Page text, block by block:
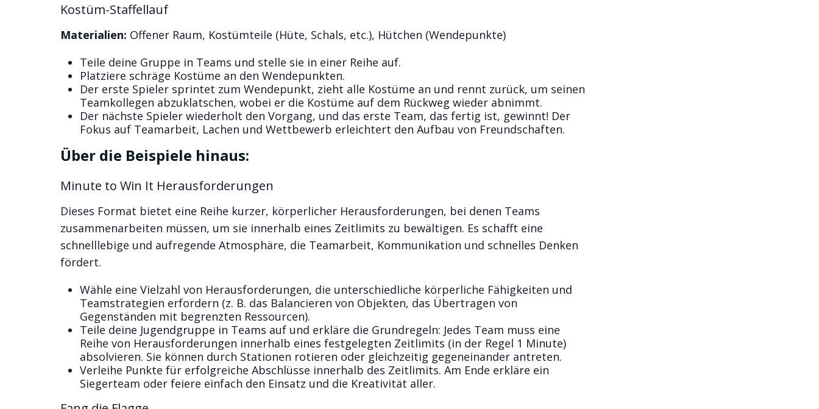
Kostüm-Staffellauf
Materialien: Offener Raum, Kostümteile (Hüte, Schals, etc.), Hütchen (Wendepunkte)
Teile deine Gruppe in Teams und stelle sie in einer Reihe auf.
Platziere schräge Kostüme an den Wendepunkten.
Der erste Spieler sprintet zum Wendepunkt, zieht alle Kostüme an und rennt zurück, um seinen
Teamkollegen abzuklatschen, wobei er die Kostüme auf dem Rückweg wieder abnimmt.
Der nächste Spieler wiederholt den Vorgang, und das erste Team, das fertig ist, gewinnt! Der
Fokus auf Teamarbeit, Lachen und Wettbewerb erleichtert den Aufbau von Freundschaften.
Über die Beispiele hinaus:
Minute to Win It Herausforderungen
Dieses Format bietet eine Reihe kurzer, körperlicher Herausforderungen, bei denen Teams
zusammenarbeiten müssen, um sie innerhalb eines Zeitlimits zu bewältigen. Es schafft eine
schnelllebige und aufregende Atmosphäre, die Teamarbeit, Kommunikation und schnelles Denken
fördert.
Wähle eine Vielzahl von Herausforderungen, die unterschiedliche körperliche Fähigkeiten und
Teamstrategien erfordern (z. B. das Balancieren von Objekten, das Übertragen von
Gegenständen mit begrenzten Ressourcen).
Teile deine Jugendgruppe in Teams auf und erkläre die Grundregeln: Jedes Team muss eine
Reihe von Herausforderungen innerhalb eines festgelegten Zeitlimits (in der Regel 1 Minute)
absolvieren. Sie können durch Stationen rotieren oder gleichzeitig gegeneinander antreten.
Verleihe Punkte für erfolgreiche Abschlüsse innerhalb des Zeitlimits. Am Ende erkläre ein
Siegerteam oder feiere einfach den Einsatz und die Kreativität aller.